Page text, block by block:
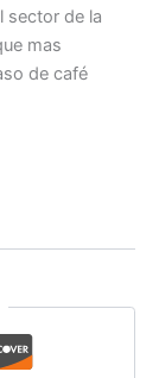
sector de la
mas
de café